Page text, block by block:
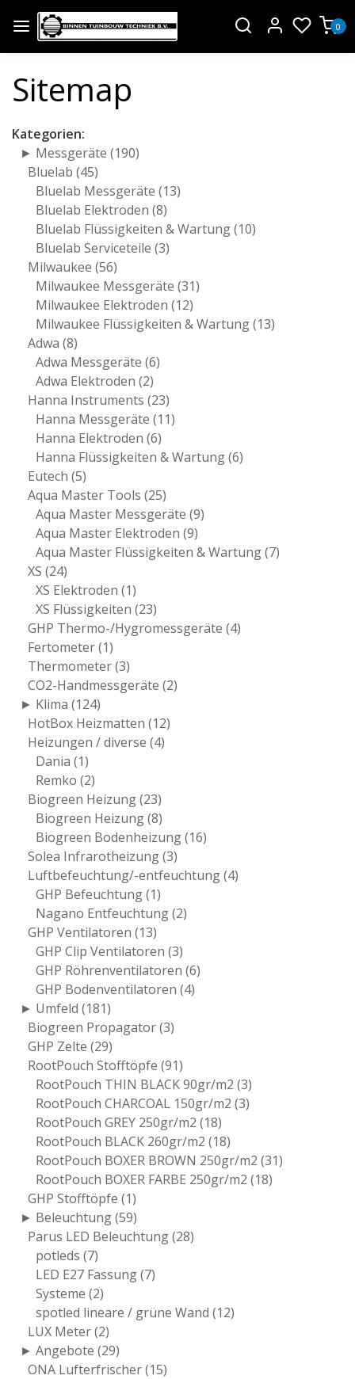
0
Sitemap
Kategorien:
► Messgeräte (190)
Bluelab (45)
Bluelab Messgeräte (13)
Bluelab Elektroden (8)
Bluelab Flüssigkeiten & Wartung(10)
Bluelab Serviceteile (3)
Milwaukee (56)
Milwaukee Messgeräte (31)
Milwaukee Elektroden (12)
Milwaukee Flüssigkeiten & Wartung(13)
Adwa (8)
Adwa Messgeräte (6)
Adwa Elektroden (2)
Hanna Instruments (23)
Hanna Messgeräte (11)
Hanna Elektroden (6)
Hanna Flüssigkeiten & Wartung(6)
Eutech (5)
Aqua Master Tools (25)
Aqua Master Messgeräte (9)
Aqua Master Elektroden (9)
Aqua Master Flüssigkeiten & Wartung(7)
XS (24)
XS Elektroden (1)
XS Flüssigkeiten (23)
GHP Thermo-/Hygromessgeräte (4)
Fertometer(1)
Thermometer(3)
CO2-Handmessgeräte (2)
► Klima (124)
HotBox Heizmatten (12)
Heizungen / diverse (4)
Dania (1)
Remko (2)
Biogreen Heizung(23)
Biogreen Heizung(8)
Biogreen Bodenheizung(16)
Solea Infrarotheizung(3)
Luftbefeuchtung/-entfeuchtung(4)
GHP Befeuchtung(1)
Nagano Entfeuchtung(2)
GHP Ventilatoren (13)
GHP Clip Ventilatoren (3)
GHP Röhrenventilatoren (6)
GHP Bodenventilatoren (4)
► Umfeld (181)
Biogreen Propagator(3)
GHP Zelte (29)
RootPouch Stofftöpfe (91)
RootPouch THIN BLACK 90gr/m2 (3)
RootPouch CHARCOAL 150gr/m2 (3)
RootPouch GREY 250gr/m2 (18)
RootPouch BLACK 260gr/m2 (18)
RootPouch BOXER BROWN 250gr/m2 (31)
RootPouch BOXER FARBE 250gr/m2 (18)
GHP Stofftöpfe (1)
► Beleuchtung(59)
Parus LED Beleuchtung(28)
potleds (7)
LED E27 Fassung(7)
Systeme (2)
spotled lineare / grüne Wand (12)
LUX Meter(2)
► Angebote (29)
ONA Lufterfrischer(15)